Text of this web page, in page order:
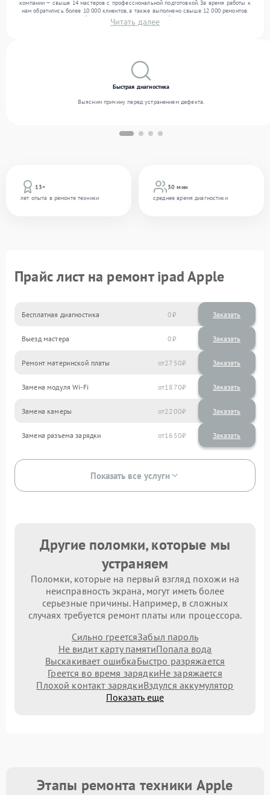
компании — свыше 14 мастеров с профессиональной подготовкой. За время работы к
нам обратились более 10 000 клиентов, а также выполнено свыше 12 000 ремонтов.
Ежемесячно в сервисный центр поступает от 300 устройств, включая , , . Мы работаем
с широким спектром неисправностей и предлагаем стабильный уровень сервиса
Читать далее
13+
лет опыта в ремонте техники
30 мин
среднее время диагностики
Быстрая диагностика
Выясним причину перед устранением дефекта.
Прайс лист на ремонт ipad Apple
Бесплатная диагностика 0 Заказать
Выезд мастера 0 Заказать
Ремонт материнской платы 2750
Замена модуля Wi-Fi 1870
Замена камеры 2200
Замена разъема зарядки 1650
Показать все услуги
Другие поломки, которые мы
устраняем
Поломки, которые на первый взгляд похожи на
неисправность экрана, могут иметь более
серьезные причины. Например, в сложных
случаях требуется ремонт платы или процессора.
Сильно греетсяЗабыл пароль
Не видит карту памятиПопала вода
Выскакивает ошибкаБыстро разряжается
Греется во время зарядкиНе заряжается
Плохой контакт зарядкиВздулся аккумулятор
Показать еще
Этапы ремонта техники Apple